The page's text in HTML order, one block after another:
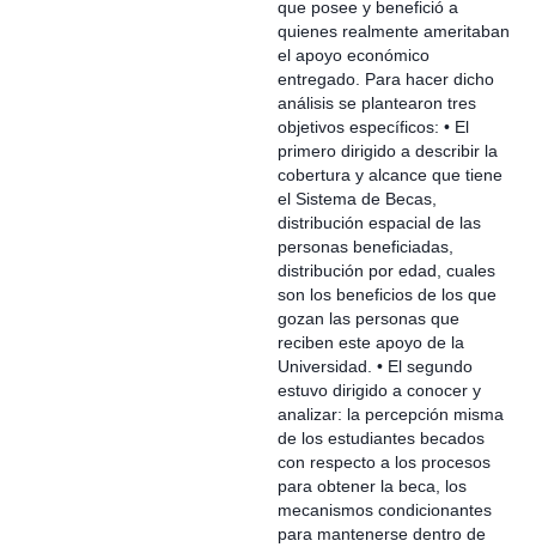
que posee y benefició a
quienes realmente ameritaban
el apoyo económico
entregado. Para hacer dicho
análisis se plantearon tres
objetivos específicos: • El
primero dirigido a describir la
cobertura y alcance que tiene
el Sistema de Becas,
distribución espacial de las
personas beneficiadas,
distribución por edad, cuales
son los beneficios de los que
gozan las personas que
reciben este apoyo de la
Universidad. • El segundo
estuvo dirigido a conocer y
analizar: la percepción misma
de los estudiantes becados
con respecto a los procesos
para obtener la beca, los
mecanismos condicionantes
para mantenerse dentro de